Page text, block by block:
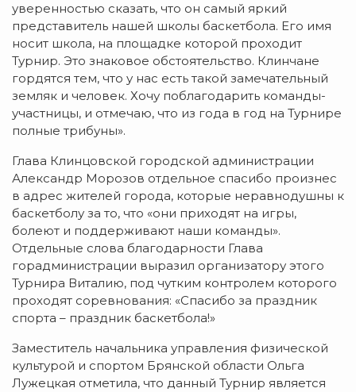
уверенностью сказать, что он самый яркий
представитель нашей школы баскетбола. Его имя
носит школа, на площадке которой проходит
Турнир. Это знаковое обстоятельство. Клинчане
гордятся тем, что у нас есть такой замечательный
земляк и человек. Хочу поблагодарить команды-
участницы, и отмечаю, что из года в год на Турнире
полные трибуны».
Глава Клинцовской городской администрации
Александр Морозов отдельное спасибо произнес
в адрес жителей города, которые неравнодушны к
баскетболу за то, что «они приходят на игры,
болеют и поддерживают наши команды».
Отдельные слова благодарности Глава
горадминистрации выразил организатору этого
Турнира Виталию, под чутким контролем которого
проходят соревнования: «Спасибо за праздник
спорта – праздник баскетбола!»
Заместитель начальника управления физической
культурой и спортом Брянской области Ольга
Лужецкая отметила, что данный Турнир является